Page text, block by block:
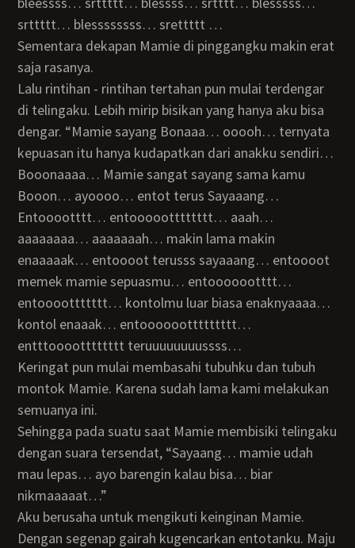
srttttt… blessssssss… srettttt …
Sementara dekapan Mamie di pinggangku makin erat
saja rasanya.
lalu rintihan - rintihan tertahan pun mulai terdengar
di telingaku. Lebih mirip bisikan yang hanya aku bisa
dengar. “Mamie sayang Bonaaa… ooooh… ternyata
kepuasan itu hanya kudapatkan dari anakku sendiri…
Booonaaaa… Mamie sangat sayang sama kamu
Booon… ayoooo… entot terus Sayaaang…
entooootttt… entoooootttttttt… aaah…
aaaaaaaa… aaaaaaah… makin lama makin
enaaaaak… entoooot terusss sayaaang… entoooot
memek mamie sepuasmu… entooooootttt…
entoooottttttt… kontolmu luar biasa enaknyaaaa…
kontol enaaak… entoooooottttttttt…
entttooootttttttt teruuuuuuuussss…
Keringat pun mulai membasahi tubuhku dan tubuh
montok Mamie. Karena sudah lama kami melakukan
semuanya ini.
Sehingga pada suatu saat Mamie membisiki telingaku
dengan suara tersendat, “Sayaang… mamie udah
mau lepas… ayo barengin kalau bisa… biar
nikmaaaaat…”
Aku berusaha untuk mengikuti keinginan Mamie.
Dengan segenap gairah kugencarkan entotanku. Maju